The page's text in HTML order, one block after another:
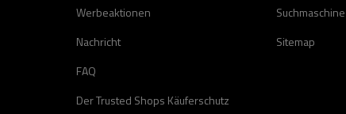
Werbeaktionen
Nachricht
FAQ
Der Trusted Shops Käuferschutz
Suchmaschine
Sitemap